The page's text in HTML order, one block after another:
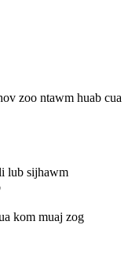
zoo ntawm huab cua
lub sijhawm
kom muaj zog